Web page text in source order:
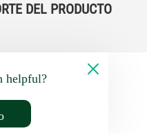
DEL PRODUCTO
helpful?